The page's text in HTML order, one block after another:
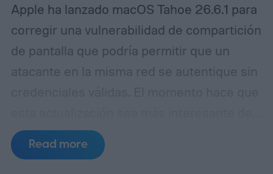
Apple ha lanzado macOS Tahoe 26.6.1 para
corregir una vulnerabilidad de compartición
de pantalla que podría permitir que un
atacante en la misma red se autentique sin
lo que su pequeño número de versión
sugiere. Las notas de seguridad de Apple
Read more